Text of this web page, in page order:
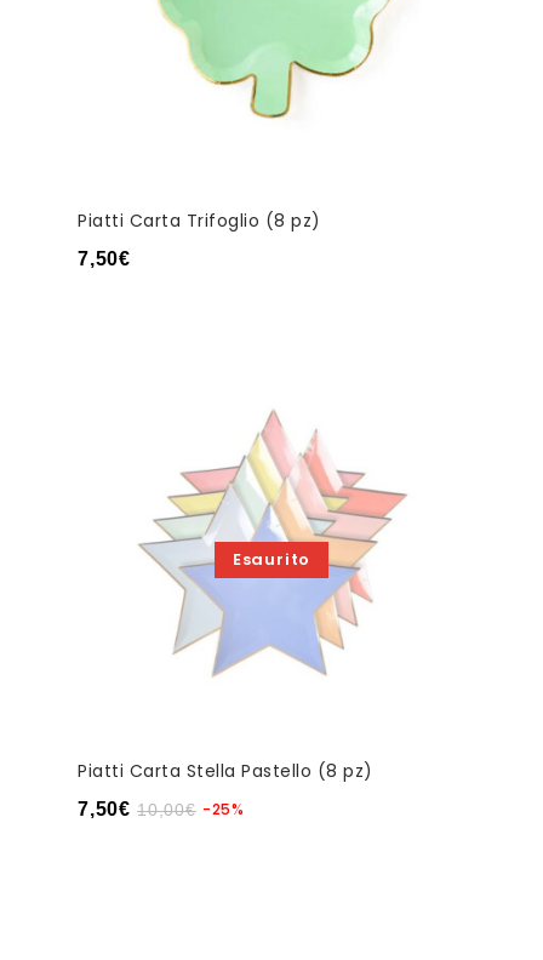
Piatti Carta Trifoglio (8 pz)
7,50€
Esaurito
Piatti Carta Stella Pastello (8 pz)
10,00€
7,50€ -25%